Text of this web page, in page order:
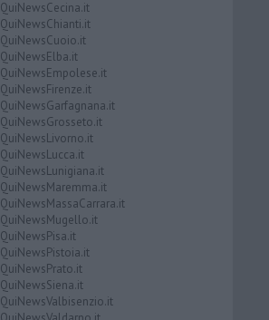
QuiNewsCecina.it
QuiNewsChianti.it
QuiNewsCuoio.it
QuiNewsElba.it
QuiNewsEmpolese.it
QuiNewsFirenze.it
QuiNewsGarfagnana.it
QuiNewsGrosseto.it
QuiNewsLivorno.it
QuiNewsLucca.it
QuiNewsLunigiana.it
QuiNewsMaremma.it
QuiNewsMassaCarrara.it
QuiNewsMugello.it
QuiNewsPisa.it
QuiNewsPistoia.it
QuiNewsPrato.it
QuiNewsSiena.it
QuiNewsValbisenzio.it